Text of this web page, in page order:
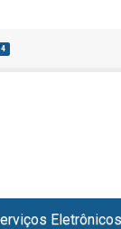
4
Eletrônicos